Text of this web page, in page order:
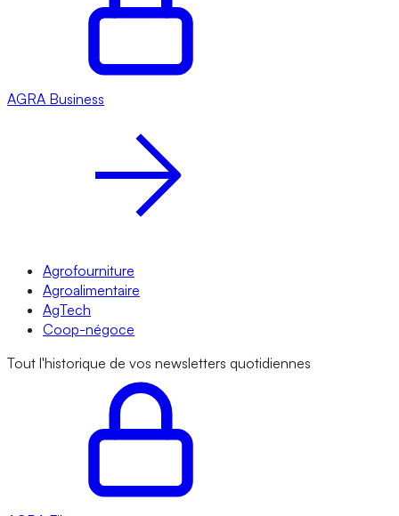
AGRA Business
Agrofourniture
Agroalimentaire
AgTech
Coop-négoce
Tout l'historique de vos newsletters quotidiennes